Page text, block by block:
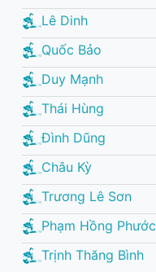
Lê Dinh
Quốc Bảo
Duy Mạnh
Thái Hùng
Đình Dũng
Châu Kỳ
Trương Lê Sơn
Phạm Hồng Phước
Trịnh Thăng Bình